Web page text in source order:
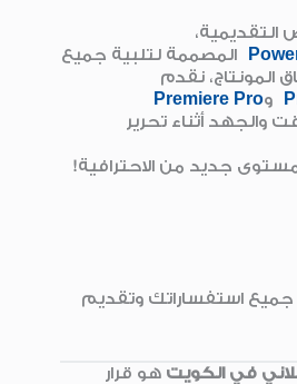
التقديمية،
المصممة لتلبية جميع
المونتاج، نقدم
وPremiere Pro
والجهد أثناء تحرير
مستوى جديد من الاحترافية!
استفساراتك وتقديم
في الكويت هو قرار